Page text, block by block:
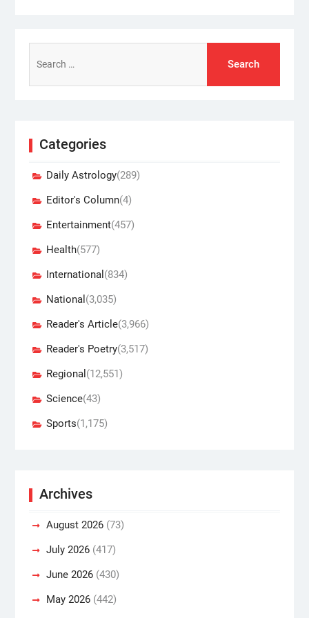
for:
Categories
Daily Astrology(289)
Editor's Column(4)
Entertainment(457)
Health(577)
International (834)
National (3,035)
Reader's Article(3,966)
Reader's Poetry(3,517)
Regional (12,551)
Science(43)
Sports(1,175)
Archives
August 2026(73)
July 2026(417)
June 2026(430)
May 2026(442)